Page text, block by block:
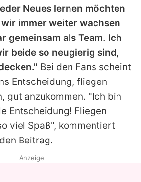
Neues lernen möchten
immer weiter wachsen
gemeinsam als Team. Ich
beide so neugierig sind,
Bei den Fans scheint
Entscheidung, fliegen
gut anzukommen. "Ich bin
Entscheidung! Fliegen
viel Spaß", kommentiert
Beitrag.
Anzeige